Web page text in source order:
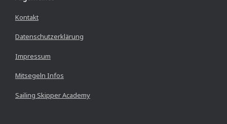
Kontakt
Datenschutzerklärung
Impressum
Mitsegeln Infos
Sailing Skipper Academy